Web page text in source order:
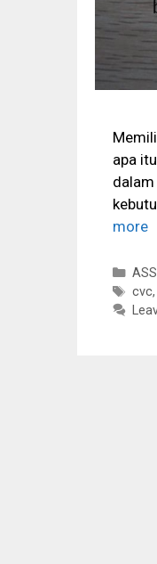
apa
more
cvc,